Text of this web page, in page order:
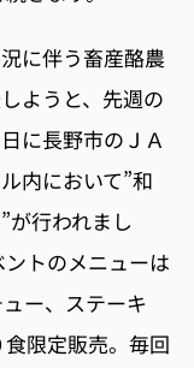
に伴う畜産酪農
ようと、先週の
に長野市のＪＡ
内において”和
が行われまし
トのメニューは
ー、ステーキ
限定販売。毎回